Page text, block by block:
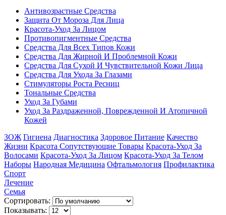
Антивозрастные Средства
Защита От Мороза Для Лица
Красота-Уход За Лицом
Противопигментные Средства
Средства Для Всех Типов Кожи
Средства Для Жирной И Проблемной Кожи
Средства Для Сухой И Чувствительной Кожи Лица
Средства Для Ухода За Глазами
Стимуляторы Роста Ресниц
Тональные Средства
Уход За Губами
Уход За Раздраженной, Поврежденной И Атопичной
Кожей
ЗОЖ Гигиена Диагностика Здоровое Питание Качество
Жизни Красота Сопутствующие Товары Красота-Уход За
Волосами Красота-Уход За Лицом Красота-Уход За Телом
Наборы Народная Медицина Офтальмология Профилактика
Спорт
Лечение
Семья
Сортировать:
Показывать: